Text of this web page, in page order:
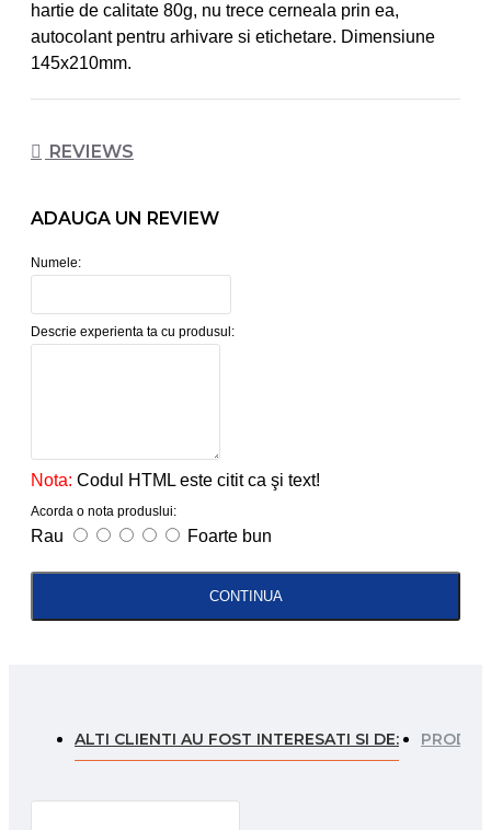
hartie de calitate 80g, nu trece cerneala prin ea,
autocolant pentru arhivare si etichetare. Dimensiune
145x210mm.
REVIEWS
ADAUGA UN REVIEW
Numele:
Descrie experienta ta cu produsul:
Nota: Codul HTML este citit ca şi text!
Acorda o nota produslui:
Rau Foarte bun
CONTINUA
ALTI CLIENTI AU FOST INTERESATI SI DE: